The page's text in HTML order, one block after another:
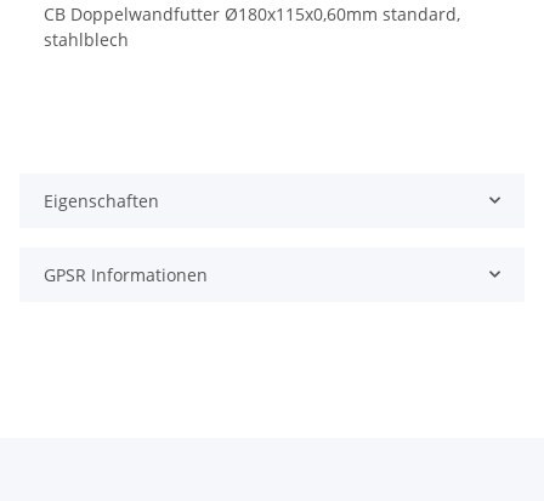
CB Doppelwandfutter Ø180x115x0,60mm standard,
stahlblech
Eigenschaften
GPSR Informationen